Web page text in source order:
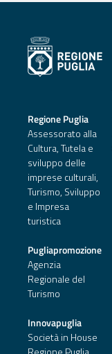
Regione Puglia
Assessorato alla
Cultura, Tutela e
sviluppo delle
imprese culturali,
Turismo, Sviluppo
e Impresa
turistica
Pugliapromozione
Agenzia
Regionale del
Turismo
Innovapuglia
Società in House